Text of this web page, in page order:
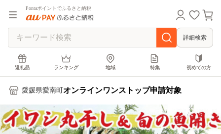
Pontaポイントでふるさと納税
詳細検索
返礼品 ランキング 地域 特集 初めての方
愛媛県愛南町 オンラインワンストップ申請対象